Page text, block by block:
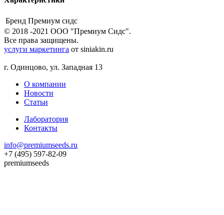
Бренд Премиум сидс
© 2018 -2021 ООО "Премиум Сидс".
Все права защищены.
услуги маркетинга от siniakin.ru
г. Одинцово, ул. Западная 13
О компании
Новости
Статьи
Лаборатория
Контакты
info@premiumseeds.ru
+7 (495) 597-82-09
premiumseeds